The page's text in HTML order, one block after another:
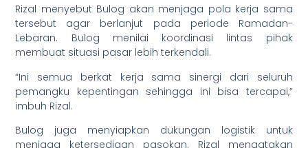
Rizal menyebut Bulog akan menjaga pola kerja sama
tersebut agar berlanjut pada periode Ramadan-
Lebaran. Bulog menilai koordinasi lintas pihak
membuat situasi pasar lebih terkendali.
“Ini semua berkat kerja sama sinergi dari seluruh
pemangku kepentingan sehingga ini bisa tercapai,”
imbuh Rizal.
Bulog juga menyiapkan dukungan logistik untuk
menjaga ketersediaan pasokan. Rizal mengatakan